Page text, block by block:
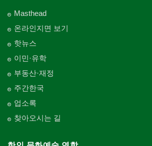
Masthead
온라인지면 보기
핫뉴스
이민·유학
부동산·재정
주간한국
업소록
찾아오시는 길